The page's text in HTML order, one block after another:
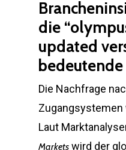
die
updated
Die Nachfrage
Laut
Markets wird der